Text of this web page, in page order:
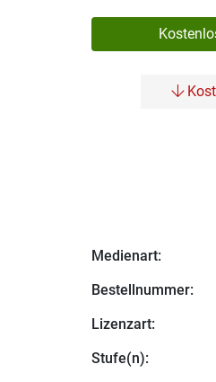
Medienart:
Bestellnummer:
Lizenzart:
Stufe(n):